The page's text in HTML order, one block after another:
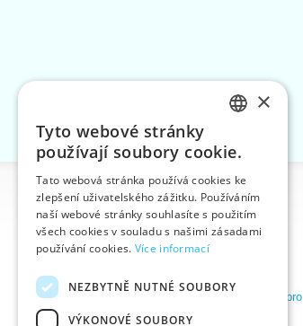
Informace
Úvodní strana
Kontakt
Mapa stránek
Obchodní podmínky e-shopu VTC, a.s. pro
zákazníky z České republiky
ENGLISH
GERMAN
×
Tyto webové stránky
používají soubory cookie.
Tato webová stránka používá cookies ke
zlepšení uživatelského zážitku. Používáním
naší webové stránky souhlasíte s použitím
všech cookies v souladu s našimi zásadami
používání cookies. Více informací
NEZBYTNĚ NUTNÉ SOUBORY
VÝKONOVÉ SOUBORY